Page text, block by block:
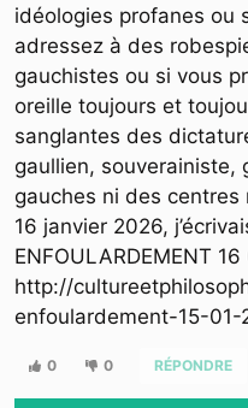
idéologies profanes ou
adressez à des
gauchistes ou si vous
oreille toujours et
sanglantes des
gaullien, souverainiste,
gauches ni des
16 janvier 2026,
ENFOULARDEMENT
http://
enfoulardement-15-01-
0 0 RÉPONDRE